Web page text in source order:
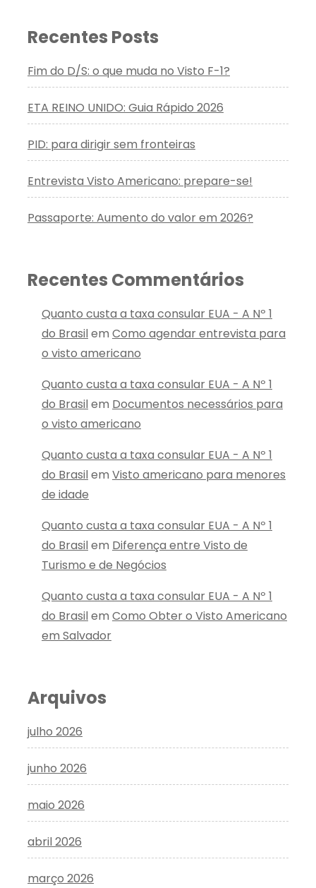
Recentes Posts
Fim do D/S: o que muda no Visto F-1?
ETA REINO UNIDO: Guia Rápido 2026
PID: para dirigir sem fronteiras
Entrevista Visto Americano: prepare-se!
Passaporte: Aumento do valor em 2026?
Recentes Commentários
Quanto custa a taxa consular EUA - A Nº 1
do Brasilem Como agendar entrevista para
o visto americano
Quanto custa a taxa consular EUA - A Nº 1
do Brasilem Documentos necessários para
o visto americano
Quanto custa a taxa consular EUA - A Nº 1
do Brasilem Visto americano para menores
de idade
Quanto custa a taxa consular EUA - A Nº 1
do Brasilem Diferença entre Visto de
Turismo e de Negócios
Quanto custa a taxa consular EUA - A Nº 1
do Brasilem Como Obter o Visto Americano
em Salvador
Arquivos
julho 2026
junho 2026
maio 2026
abril 2026
março 2026